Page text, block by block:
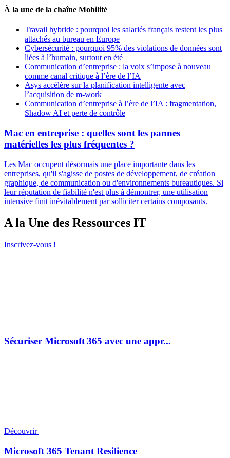
À la une de la chaîne Mobilité
Travail hybride : pourquoi les salariés français restent les plus
attachés au bureau en Europe
Cybersécurité : pourquoi 95% des violations de données sont
liées à l’humain, surtout en été
Communication d’entreprise : la voix s’impose à nouveau
comme canal critique à l’ère de l’IA
Asys accélère sur la planification intelligente avec
l’acquisition de m-work
Communication d’entreprise à l’ère de l’IA : fragmentation,
Shadow AI et perte de contrôle
Mac en entreprise : quelles sont les pannes
matérielles les plus fréquentes ?
Les Mac occupent désormais une place importante dans les
entreprises, qu'il s'agisse de postes de développement, de création
graphique, de communication ou d'environnements bureautiques. Si
leur réputation de fiabilité n'est plus à démontrer, une utilisation
intensive finit inévitablement par solliciter certains composants.
A la Une des Ressources IT
Inscrivez-vous !
Sécuriser Microsoft 365 avec une appr...
Découvrir
Microsoft 365 Tenant Resilience